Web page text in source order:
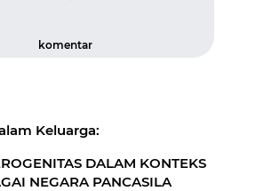
komentar
Keluarga:
DALAM KONTEKS
NEGARA PANCASILA